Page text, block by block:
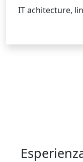
IT achitecture,